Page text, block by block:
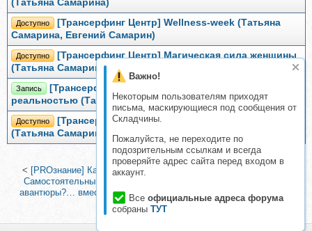
Важно!
Некоторым пользователям приходят
письма, маскирующиеся под сообщения от
Складчины.
Пожалуйста, не переходите по
подозрительным ссылкам и всегда
проверяйте адрес сайта перед входом в
аккаунт.
Все официальные адреса форума
собраны ТУТ
(Татьяна Самарина)
Доступно
[Трансерфинг Центр] Wellness-week (Татьяна
Самарина, Евгений Самарин)
Доступно
[Трансерфинг Центр] Магическая сила женщины
(Татьяна Самарина)
Запись
[Трансерфинг Центр] Управление Новой
реальностью (Татьяна Самарина)
Доступно
[Трансерфинг Центр] Перекодировка сознания
(Татьяна Самарина)
< [PROзнание] Как все начиналось? Ваша жизнь до рождения.
Самостоятельный (Елена Журек)
авантюры?… вместо того чтобы получить миллионы (Екатерина
Гарцева)>